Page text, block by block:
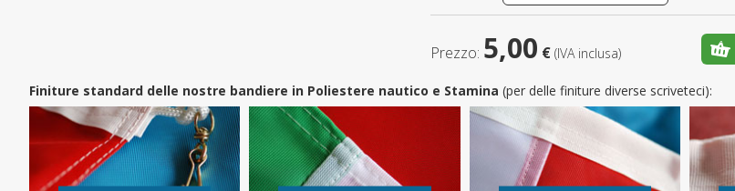
Prezzo: 5,00 € (IVA inclusa)
Finiture standard delle nostre bandiere in Poliestere nautico e Stamina (per delle finiture diverse scriveteci):